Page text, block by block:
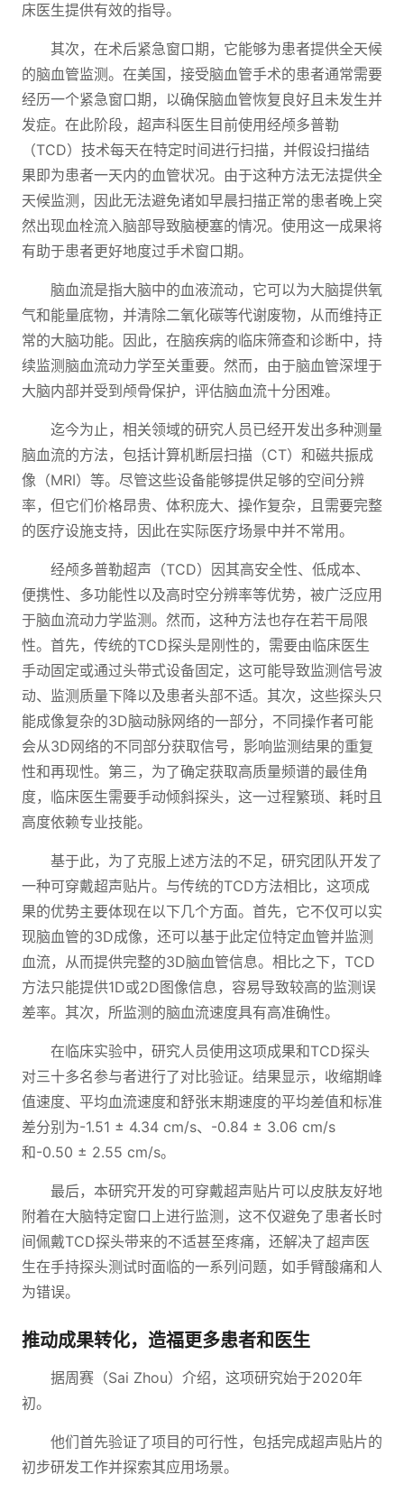
床医生提供有效的指导。
其次，在术后紧急窗口期，它能够为患者提供全天候
的脑血管监测。在美国，接受脑血管手术的患者通常需要
经历一个紧急窗口期，以确保脑血管恢复良好且未发生并
发症。在此阶段，超声科医生目前使用经颅多普勒
（TCD）技术每天在特定时间进行扫描，并假设扫描结
果即为患者一天内的血管状况。由于这种方法无法提供全
天候监测，因此无法避免诸如早晨扫描正常的患者晚上突
然出现血栓流入脑部导致脑梗塞的情况。使用这一成果将
有助于患者更好地度过手术窗口期。
脑血流是指大脑中的血液流动，它可以为大脑提供氧
气和能量底物，并清除二氧化碳等代谢废物，从而维持正
常的大脑功能。因此，在脑疾病的临床筛查和诊断中，持
续监测脑血流动力学至关重要。然而，由于脑血管深埋于
大脑内部并受到颅骨保护，评估脑血流十分困难。
迄今为止，相关领域的研究人员已经开发出多种测量
脑血流的方法，包括计算机断层扫描（CT）和磁共振成
像（MRI）等。尽管这些设备能够提供足够的空间分辨
率，但它们价格昂贵、体积庞大、操作复杂，且需要完整
的医疗设施支持，因此在实际医疗场景中并不常用。
经颅多普勒超声（TCD）因其高安全性、低成本、
便携性、多功能性以及高时空分辨率等优势，被广泛应用
于脑血流动力学监测。然而，这种方法也存在若干局限
性。首先，传统的TCD探头是刚性的，需要由临床医生
手动固定或通过头带式设备固定，这可能导致监测信号波
动、监测质量下降以及患者头部不适。其次，这些探头只
能成像复杂的3D脑动脉网络的一部分，不同操作者可能
会从3D网络的不同部分获取信号，影响监测结果的重复
性和再现性。第三，为了确定获取高质量频谱的最佳角
度，临床医生需要手动倾斜探头，这一过程繁琐、耗时且
高度依赖专业技能。
基于此，为了克服上述方法的不足，研究团队开发了
一种可穿戴超声贴片。与传统的TCD方法相比，这项成
果的优势主要体现在以下几个方面。首先，它不仅可以实
现脑血管的3D成像，还可以基于此定位特定血管并监测
血流，从而提供完整的3D脑血管信息。相比之下，TCD
方法只能提供1D或2D图像信息，容易导致较高的监测误
差率。其次，所监测的脑血流速度具有高准确性。
在临床实验中，研究人员使用这项成果和TCD探头
对三十多名参与者进行了对比验证。结果显示，收缩期峰
值速度、平均血流速度和舒张末期速度的平均差值和标准
差分别为-1.51 ± 4.34 cm/s、-0.84 ± 3.06 cm/s
和-0.50 ± 2.55 cm/s。
最后，本研究开发的可穿戴超声贴片可以皮肤友好地
附着在大脑特定窗口上进行监测，这不仅避免了患者长时
间佩戴TCD探头带来的不适甚至疼痛，还解决了超声医
生在手持探头测试时面临的一系列问题，如手臂酸痛和人
为错误。
推动成果转化，造福更多患者和医生
据周赛（Sai Zhou）介绍，这项研究始于2020年
初。
他们首先验证了项目的可行性，包括完成超声贴片的
初步研发工作并探索其应用场景。